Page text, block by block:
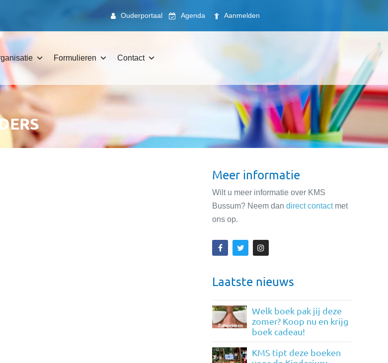
Ouderportaal Agenda Aanmelden
Formulieren Contact
Meer informatie
Wilt u meer informatie over KMS
Bussum? Neem dan direct contactmet
ons op.
Laatste nieuws
Welk boek pak jij deze
zomer? Koop nu en krijg
boek cadeau!
KMS tipt deze boeken